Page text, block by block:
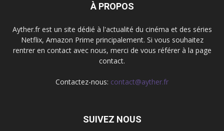
À PROPOS
Ayther.fr est un site dédié à l'actualité du cinéma et des séries
Netflix, Amazon Prime principalement. Si vous souhaitez
rentrer en contact avec nous, merci de vous référer à la page
contact.
Contactez-nous: contact@ayther.fr
SUIVEZ NOUS